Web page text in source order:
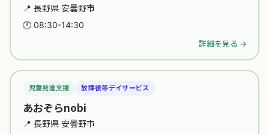
📍 長野県 安曇野市
🕐 08:30-14:30
詳細を見る →
児童発達支援 放課後等デイサービス
あおぞらnobi
📍 長野県 安曇野市